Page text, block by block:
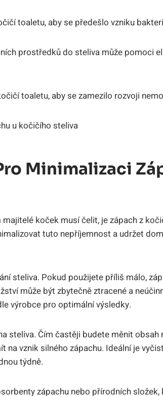
toaletu, aby se předešlo vzniku
prostředků do steliva může pomoci
toaletu, aby se zamezilo rozvoji
Minimalizaci
koček musí čelit, je zápach z
tuto nepříjemnost a udržet
steliva. Pokud použijete příliš málo,
může být zbytečně ztracené a
výrobce pro optimální výsledky.
steliva. Čím častěji budete měnit obsah
vznik silného zápachu. Ideální je
týdně.
zápachu nebo přírodních